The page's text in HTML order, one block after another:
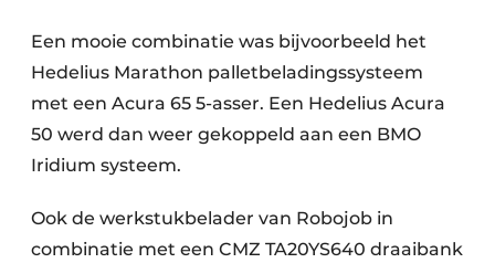
Een mooie combinatie was bijvoorbeeld het
Hedelius Marathon palletbeladingssysteem
met een Acura 65 5-asser. Een Hedelius Acura
50 werd dan weer gekoppeld aan een BMO
Iridium systeem.
Ook de werkstukbelader van Robojob in
combinatie met een CMZ TA20YS640 draaibank